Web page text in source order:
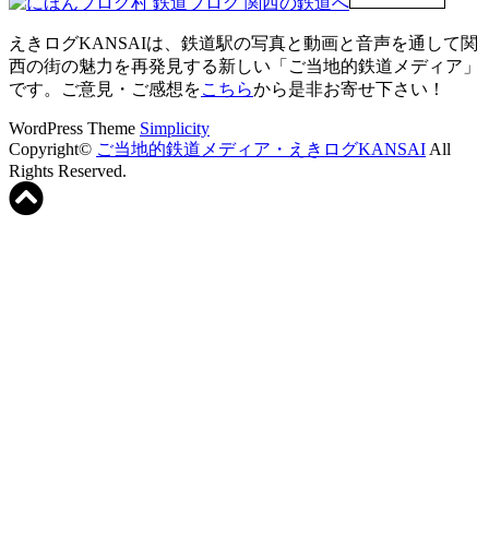
えきログKANSAIは、鉄道駅の写真と動画と音声を通して関
西の街の魅力を再発見する新しい「ご当地的鉄道メディア」
です。ご意見・ご感想をこちらから是非お寄せ下さい！
WordPress Theme Simplicity
Copyright© ご当地的鉄道メディア・えきログKANSAI All
Rights Reserved.